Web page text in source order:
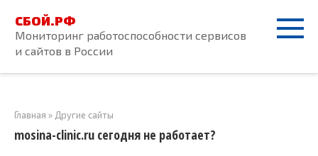
контенту
СБОЙ.РФ
Мониторинг работоспособности сервисов
и сайтов в России
Главная » Другие сайты
mosina-clinic.ru сегодня не работает?